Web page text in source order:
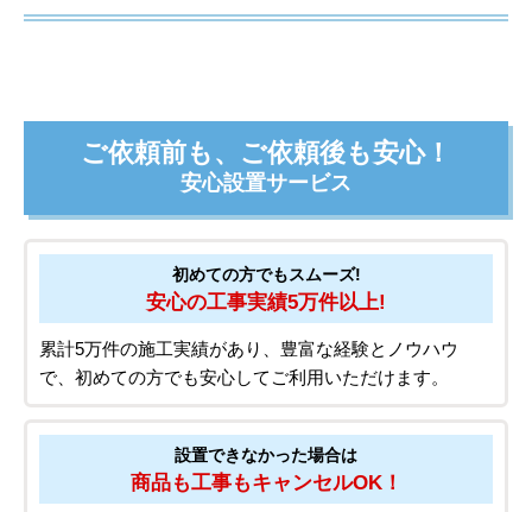
ご依頼前も、ご依頼後も安心！
安心設置サービス
初めての方でもスムーズ!
安心の工事実績5万件以上!
累計5万件の施工実績があり、豊富な経験とノウハウ
で、初めての方でも安心してご利用いただけます。
設置できなかった場合は
商品も工事もキャンセルOK！